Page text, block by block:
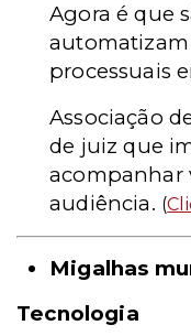
Agora é que
processuais
Associação
de juiz que
acompanhar
audiência. (
Migalhas
Tecnologia